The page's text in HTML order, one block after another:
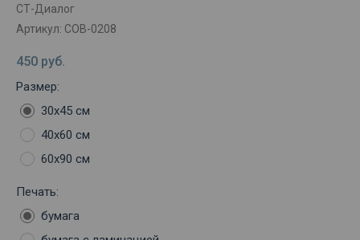
СТ-Диалог
Артикул: СОВ-0208
450 руб.
Размер:
30х45 см
40х60 см
60х90 см
Печать:
бумага